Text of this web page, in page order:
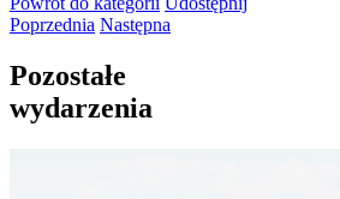
Poprzednia Następna
Pozostałe
wydarzenia